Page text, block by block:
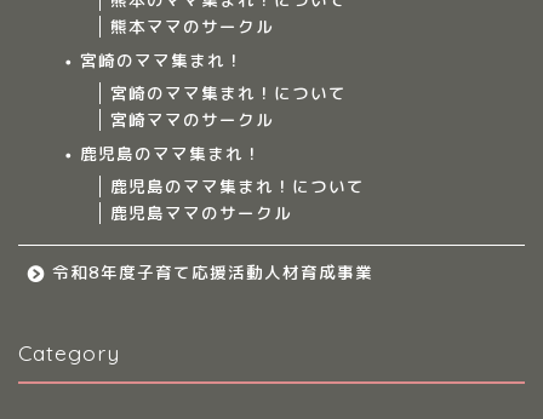
熊本ママのサークル
宮崎のママ集まれ！
宮崎のママ集まれ！について
宮崎ママのサークル
鹿児島のママ集まれ！
鹿児島のママ集まれ！について
鹿児島ママのサークル
令和8年度子育て応援活動人材育成事業
Category
ママ集まれ！について
ママ集まれ！スタッフ
九州のママ集まれ！
大分のママ集まれ！